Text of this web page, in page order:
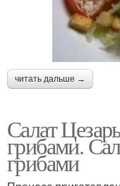
читать дальше →
Салат
грибами.
грибами